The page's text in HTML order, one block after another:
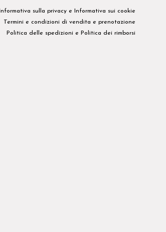
Informativa sulla privacy​ e
Informativa sui cookie
Termini e condizioni di vendita e prenotazione
Politica delle spedizioni e Politica dei rimborsi